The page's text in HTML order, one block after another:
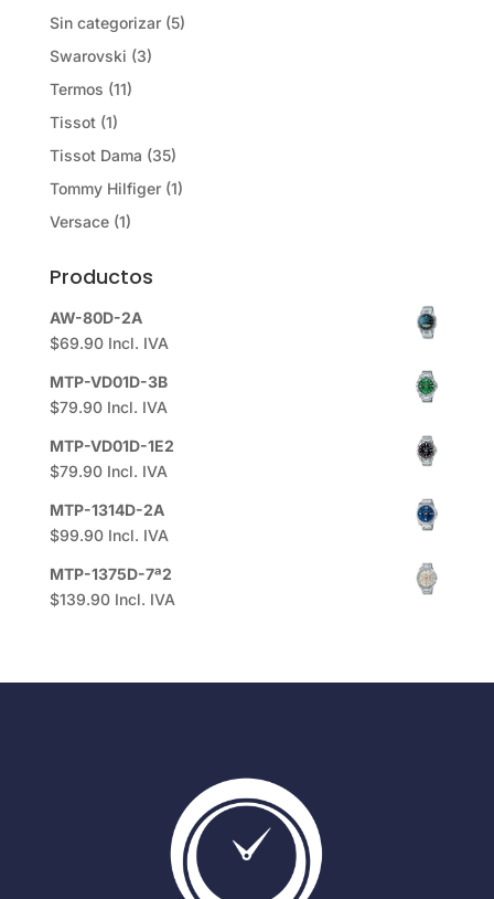
Sin categorizar (5)
Swarovski (3)
Termos (11)
Tissot (1)
Tissot Dama (35)
Tommy Hilfiger (1)
Versace (1)
Productos
AW-80D-2A
$69.90 Incl. IVA
MTP-VD01D-3B
$79.90 Incl. IVA
MTP-VD01D-1E2
$79.90 Incl. IVA
MTP-1314D-2A
$99.90 Incl. IVA
MTP-1375D-7ª2
$139.90 Incl. IVA